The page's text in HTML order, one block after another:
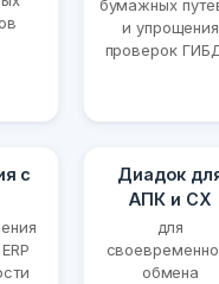
бумажных
и упрощения
проверок
с
Диадок
АПК и СХ
для
обмена